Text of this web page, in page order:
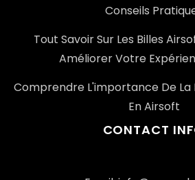
Conseils
Tout Savoir Sur Les Billes
Améliorer Votre
Comprendre L'importance De La
En Airsoft
CONTACT